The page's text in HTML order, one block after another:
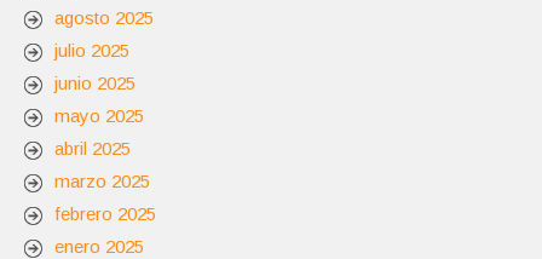
agosto 2025
julio 2025
junio 2025
mayo 2025
abril 2025
marzo 2025
febrero 2025
enero 2025